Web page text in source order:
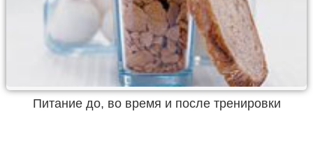
Питание до, во время и после тренировки